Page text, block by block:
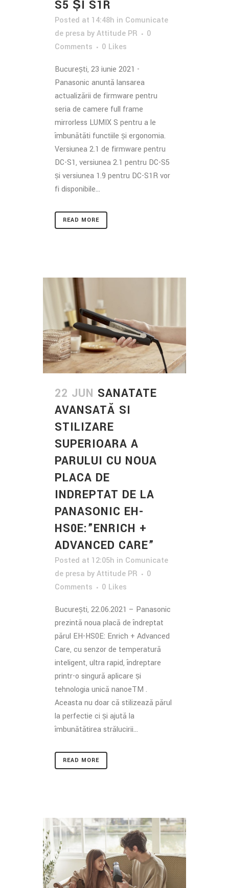
S5 ȘI S1R
Posted at 14:48h in Comunicate
de presa byAttitude PR
0
Comments
0 Likes
București, 23 iunie 2021 -
Panasonic anunță lansarea
actualizării de firmware pentru
seria de camere full frame
mirrorless LUMIX S pentru a le
îmbunătăți funcțiile și ergonomia.
Versiunea 2.1 de firmware pentru
DC-S1, versiunea 2.1 pentru DC-S5
și versiunea 1.9 pentru DC-S1R vor
fi disponibile...
READ MORE
22 JUN SANATATE
AVANSATĂ SI
STILIZARE
SUPERIOARA A
PARULUI CU NOUA
PLACA DE
INDREPTAT DE LA
PANASONIC EH-
HS0E:”ENRICH +
ADVANCED CARE”
Posted at 12:05h in Comunicate
de presa byAttitude PR
0
Comments
0 Likes
București, 22.06.2021 – Panasonic
prezintă noua placă de îndreptat
părul EH-HS0E: Enrich + Advanced
Care, cu senzor de temperatură
inteligent, ultra rapid, îndreptare
printr-o singură aplicare și
tehnologia unică nanoeTM .
Aceasta nu doar că stilizează părul
la perfecție ci și ajută la
îmbunătățirea strălucirii...
READ MORE